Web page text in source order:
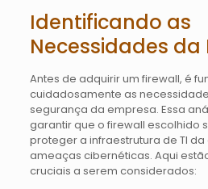
Identificando as
Necessidades da
Antes de adquirir um firewall, é
cuidadosamente as
segurança da empresa. Essa
garantir que o firewall escolhido
proteger a infraestrutura de TI
ameaças cibernéticas. Aqui
cruciais a serem considerados: